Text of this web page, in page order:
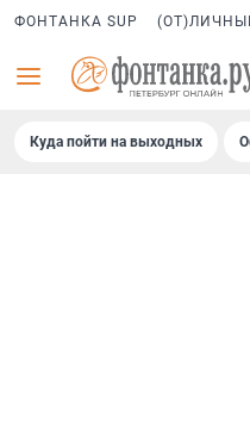
ФОНТАНКА SUP
Куда пойти на выходных